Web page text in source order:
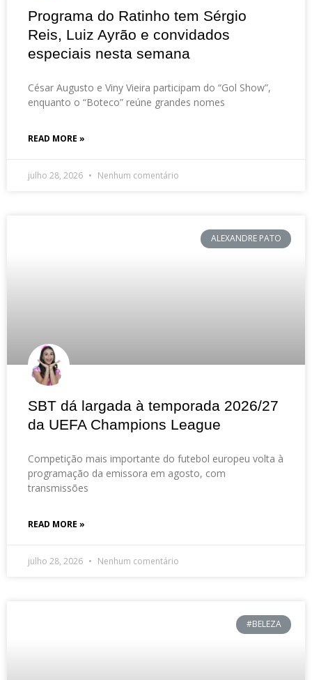
Programa do Ratinho tem Sérgio
Reis, Luiz Ayrão e convidados
especiais nesta semana
César Augusto e Viny Vieira participam do “Gol Show”,
enquanto o “Boteco” reúne grandes nomes
READ MORE »
julho 28, 2026 Nenhum comentário
ALEXANDRE PATO
SBT dá largada à temporada 2026/27
da UEFA Champions League
Competição mais importante do futebol europeu volta à
programação da emissora em agosto, com
transmissões
READ MORE »
julho 28, 2026 Nenhum comentário
#BELEZA